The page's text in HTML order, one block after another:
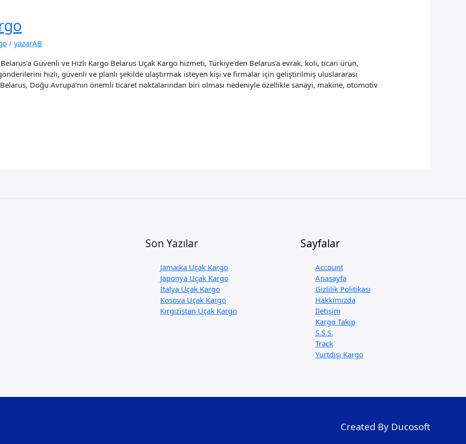
/yazarAB
Güvenli ve Hızlı Kargo Belarus Uçak Kargo hizmeti, Türkiye’den Belarus’a evrak, koli, ticari ürün,
hızlı, güvenli ve planlı şekilde ulaştırmak isteyen kişi ve firmalar için geliştirilmiş uluslararası
Doğu Avrupa’nın önemli ticaret noktalarından biri olması nedeniyle özellikle sanayi, makine, otomotiv
Son Yazılar
Jamaika Uçak Kargo
Japonya Uçak Kargo
İtalya Uçak Kargo
Kosova Uçak Kargo
Kırgızistan Uçak Kargo
Sayfalar
Account
Anasayfa
Gizlilik Politikası
Hakkımızda
İletişim
Kargo Takip
S.S.S.
Track
Yurtdışı Kargo
Created By Ducosoft